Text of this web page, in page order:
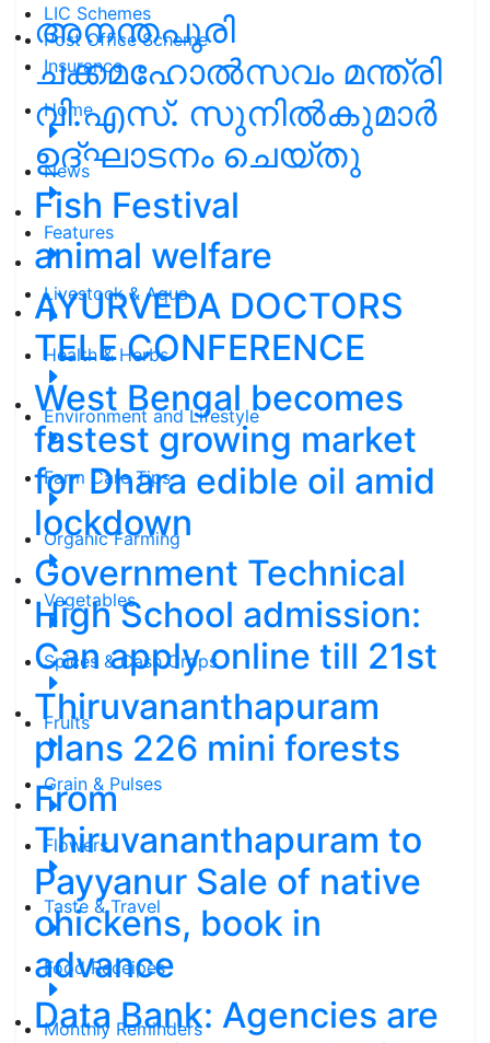
LIC Schemes
Post Office Scheme
Insurance
Home
News
Features
Livestock & Aqua
Health & Herbs
Environment and Lifestyle
Farm Care Tips
Organic Farming
Vegetables
Spices & Cash Crops
Fruits
Grain & Pulses
Flowers
Taste & Travel
Food Receipes
Monthly Reminders
അനന്തപുരി
ചക്കമഹോല്‍സവം മന്ത്രി
വി.എസ്. സുനില്‍കുമാര്‍
ഉദ്ഘാടനം ചെയ്തു
Fish Festival
animal welfare
AYURVEDA DOCTORS
TELE CONFERENCE
West Bengal becomes
fastest growing market
for Dhara edible oil amid
lockdown
Government Technical
High School admission:
Can apply online till 21st
Thiruvananthapuram
plans 226 mini forests
From
Thiruvananthapuram to
Payyanur Sale of native
chickens, book in
advance
Data Bank: Agencies are